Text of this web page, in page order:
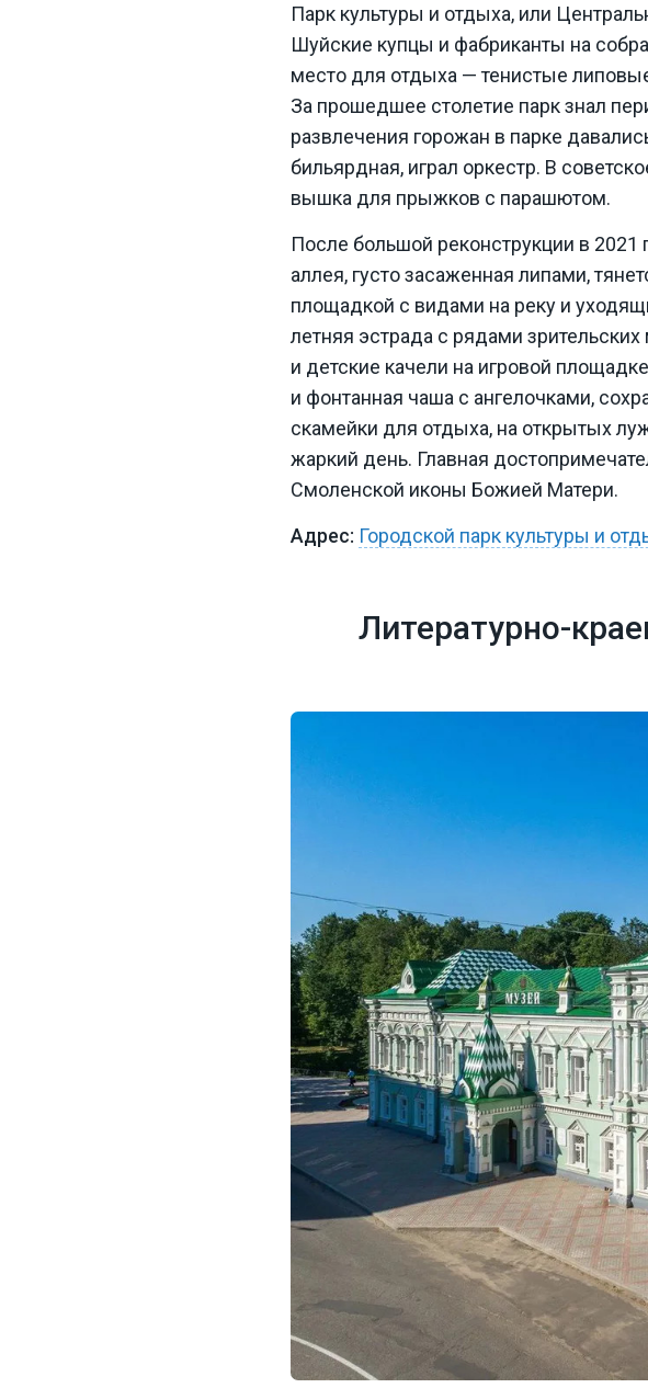
Парк культуры и отдыха, или
Шуйские купцы и фабриканты на
место для отдыха — тенистые
За прошедшее столетие парк знал
развлечения горожан в парке
бильярдная, играл оркестр. В
вышка для прыжков с парашютом.
После большой реконструкции в 2021
аллея, густо засаженная липами,
площадкой с видами на реку и
летняя эстрада с рядами
и детские качели на игровой
и фонтанная чаша с ангелочками,
скамейки для отдыха, на открытых
жаркий день. Главная
Смоленской иконы Божией Матери.
Городской парк культуры и
Литературно-